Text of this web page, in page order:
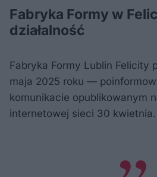
Fabryka Formy w
działalność
Fabryka Formy Lublin Felicity
maja 2025 roku —
komunikacie opublikowanym
internetowej sieci 30 kwietnia.